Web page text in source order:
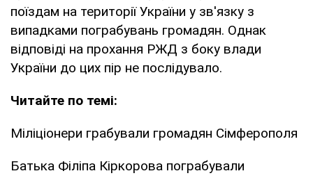
поїздам на території України у зв'язку з
випадками пограбувань громадян. Однак
відповіді на прохання РЖД з боку влади
України до цих пір не послідувало.
Читайте по темі:
Міліціонери грабували громадян Сімферополя
Батька Філіпа Кіркорова пограбували